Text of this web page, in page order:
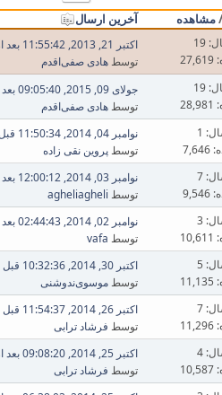
مشاهده
آخرین ارسال
19
اکتبر 21, 2013, 11:55:42 بعد از ظهر
توسطهادی صفی‌اقدم
19
جولای 09, 2015, 09:05:40 بعد از ظهر
توسطهادی صفی‌اقدم
1
نوامبر 04, 2014, 11:50:34 قبل از ظهر
توسطپروین نقی زاده
7
نوامبر 03, 2014, 12:00:12 بعد از ظهر
توسط agheliagheli
3
نوامبر 02, 2014, 02:44:43 بعد از ظهر
توسط vafa
5
اکتبر 30, 2014, 10:32:36 قبل از ظهر
توسطموسوی‌ندوشنی
7
اکتبر 26, 2014, 11:54:37 قبل از ظهر
توسط فرشاد ترابی
4
اکتبر 25, 2014, 09:08:20 بعد از ظهر
توسط فرشاد ترابی